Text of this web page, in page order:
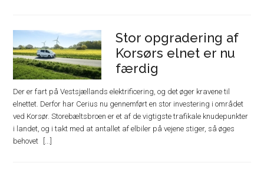
Stor opgradering af
Korsørs elnet er nu
færdig
Der er fart på Vestsjællands elektrificering, og det øger kravene til
elnettet. Derfor har Cerius nu gennemført en stor investering i området
ved Korsør. Storebæltsbroen er et af de vigtigste trafikale knudepunkter
i landet, og i takt med at antallet af elbiler på vejene stiger, så øges
behovet